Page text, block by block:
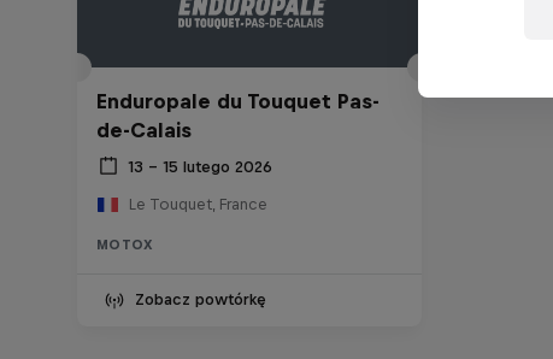
Enduropale du Touquet Pas-
de-Calais
13 – 15 lutego 2026
Le Touquet, France
MOTOX
Zobacz powtórkę